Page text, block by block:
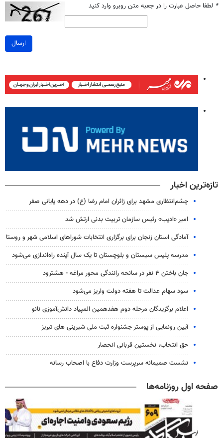
* لطفا حاصل عبارت را در جعبه متن روبرو وارد کنید
ارسال
تازه‌ترین اخبار
چشم‌انتظاری مشهد برای زائران امام رضا (ع) در دهه پایانی صفر
امیر «ادیب» رئیس سازمان تربیت بدنی ارتش شد
آمادگی استان زنجان برای برگزاری انتخابات شوراهای اسلامی شهر و روستا
مدرسه پلیس سیستان و بلوچستان تا یک سال آینده راه‌اندازی می‌شود
جان باختن ۴ نفر در سانحه رانندگی محور مراغه - هشترود
سود سهام عدالت تا هفته دولت واریز می‌شود
اعلام برگزیدگان مرحله دوم هفدهمین المپیاد دانش‌آموزی نانو
آیین رونمایی از پوستر جشنواره ثبت ملی شیرینی های تبریز
حق انتخاب، نخستین قربانی انحصار
نشست صمیمانه سرپرست وزارت دفاع با اصحاب رسانه
صفحه اول روزنامه‌ها